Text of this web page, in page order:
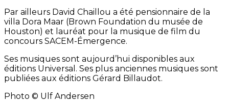
Par ailleurs David Chaillou a été pensionnaire de la
villa Dora Maar (Brown Foundation du musée de
Houston) et lauréat pour la musique de film du
concours SACEM-Émergence.
Ses musiques sont aujourd’hui disponibles aux
éditions Universal. Ses plus anciennes musiques sont
publiées aux éditions Gérard Billaudot.
Photo © Ulf Andersen